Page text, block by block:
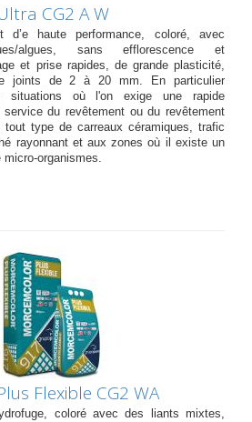
CG2 A W
d’e haute performance, coloré, avec
algues, sans efflorescence et
et prise rapides, de grande plasticité,
joints de 2 à 20 mm. En particulier
situations où l'on exige une rapide
du revêtement ou du revêtement
type de carreaux céramiques, trafic
rayonnant et aux zones où il existe un
organismes.
Flexible CG2 WA
coloré avec des liants mixtes,